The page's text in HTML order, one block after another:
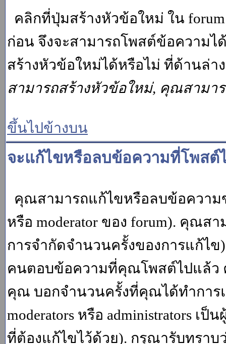
คลิกที่ปุ่มสร้างหัวข้อใหม่ ใน
ก่อน จึงจะสามารถโพสต์ข้อความ
สร้างหัวข้อใหม่ได้หรือไม่ ที่ด้านล่
สามารถสร้างหัวข้อใหม่, คุณสามา
ขึ้นไปข้างบน
จะแก้ไขหรือลบข้อความที่โพสต์
คุณสามารถแก้ไขหรือลบข้อความ
หรือ moderator ของ forum). คุณส
การจำกัดจำนวนครั้งของการแก้ไ
คนตอบข้อความที่คุณโพสต์ไปแล้ว
คุณ บอกจำนวนครั้งที่คุณได้ทำการ
moderators หรือ administrators เ
ที่ต้องแก้ไขไว้ด้วย). กรุณารับทรา